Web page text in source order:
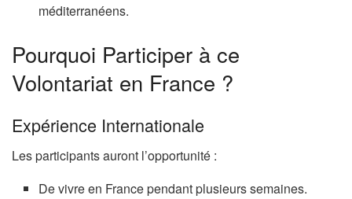
méditerranéens.
Pourquoi Participer à ce
Volontariat en France ?
Expérience Internationale
Les participants auront l’opportunité :
De vivre en France pendant plusieurs semaines.